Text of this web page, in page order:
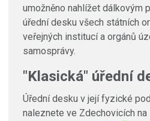
umožněno nahlížet dálkovým
úřední desku všech státních
veřejných institucí a orgánů
samosprávy.
"Klasická" úřední
Úřední desku v její fyzické
naleznete ve Zdechovicích